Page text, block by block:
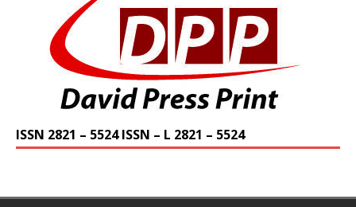
ISSN 2821 – 5524 ISSN – L 2821 – 5524